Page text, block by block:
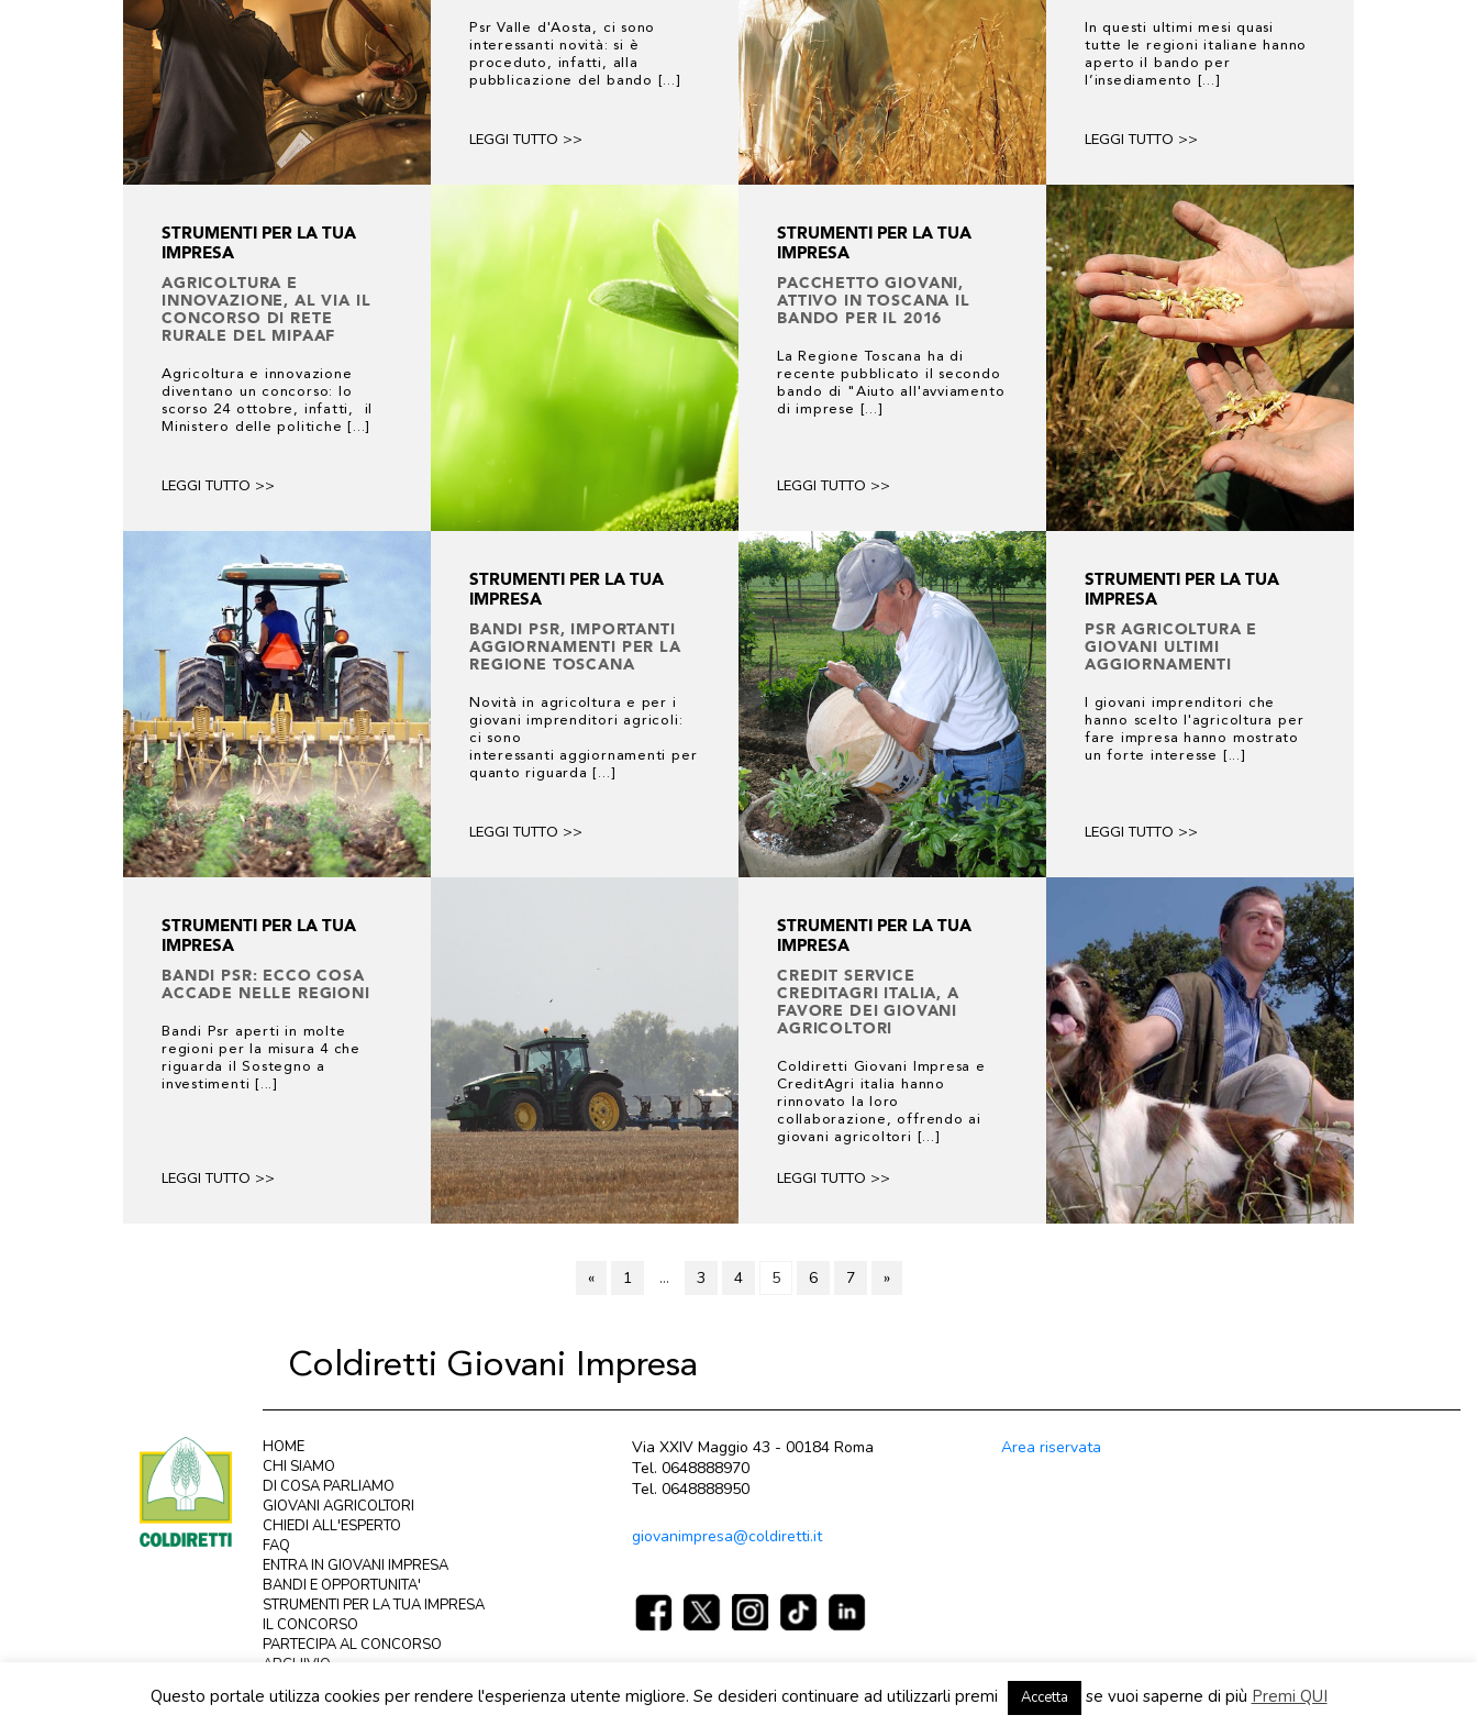
Psr Valle d'Aosta, ci sono
interessanti novità: si è
proceduto, infatti, alla
pubblicazione del bando [...]
LEGGI TUTTO >>
In questi ultimi mesi quasi
tutte le regioni italiane hanno
aperto il bando per
l’insediamento [...]
LEGGI TUTTO >>
STRUMENTI PER LA TUA
IMPRESA
AGRICOLTURA E
INNOVAZIONE, AL VIA IL
CONCORSO DI RETE
RURALE DEL MIPAAF
Agricoltura e innovazione
diventano un concorso: lo
scorso 24 ottobre, infatti, il
Ministero delle politiche [...]
LEGGI TUTTO >>
STRUMENTI PER LA TUA
IMPRESA
PACCHETTO GIOVANI,
ATTIVO IN TOSCANA IL
BANDO PER IL 2016
La Regione Toscana ha di
recente pubblicato il secondo
bando di "Aiuto all'avviamento
di imprese [...]
LEGGI TUTTO >>
STRUMENTI PER LA TUA
IMPRESA
BANDI PSR, IMPORTANTI
AGGIORNAMENTI PER LA
REGIONE TOSCANA
Novità in agricoltura e per i
giovani imprenditori agricoli:
ci sono
interessanti aggiornamenti per
quanto riguarda [...]
LEGGI TUTTO >>
STRUMENTI PER LA TUA
IMPRESA
PSR AGRICOLTURA E
GIOVANI ULTIMI
AGGIORNAMENTI
I giovani imprenditori che
hanno scelto l'agricoltura per
fare impresa hanno mostrato
un forte interesse [...]
LEGGI TUTTO >>
STRUMENTI PER LA TUA
IMPRESA
BANDI PSR: ECCO COSA
ACCADE NELLE REGIONI
Bandi Psr aperti in molte
regioni per la misura 4 che
riguarda il Sostegno a
investimenti [...]
LEGGI TUTTO >>
STRUMENTI PER LA TUA
IMPRESA
CREDIT SERVICE
CREDITAGRI ITALIA, A
FAVORE DEI GIOVANI
AGRICOLTORI
Coldiretti Giovani Impresa e
CreditAgri italia hanno
rinnovato la loro
collaborazione, offrendo ai
giovani agricoltori [...]
LEGGI TUTTO >>
« 1 … 3 4 5 6 7 »
Coldiretti Giovani Impresa
HOME
CHI SIAMO
DI COSA PARLIAMO
GIOVANI AGRICOLTORI
CHIEDI ALL'ESPERTO
FAQ
ENTRA IN GIOVANI IMPRESA
BANDI E OPPORTUNITA'
STRUMENTI PER LA TUA IMPRESA
IL CONCORSO
PARTECIPA AL CONCORSO
ARCHIVIO
Via XXIV Maggio 43 - 00184 Roma
Tel. 0648888970
Tel. 0648888950
giovanimpresa@coldiretti.it
Area riservata
Questo portale utilizza cookies per rendere l'esperienza utente migliore. Se desideri continuare ad utilizzarli premi Accetta se vuoi saperne di più Premi QUI